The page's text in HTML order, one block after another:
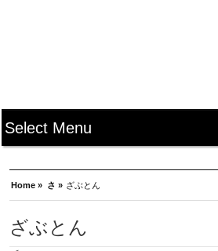
Home » さ » ざぶとん
ざぶとん